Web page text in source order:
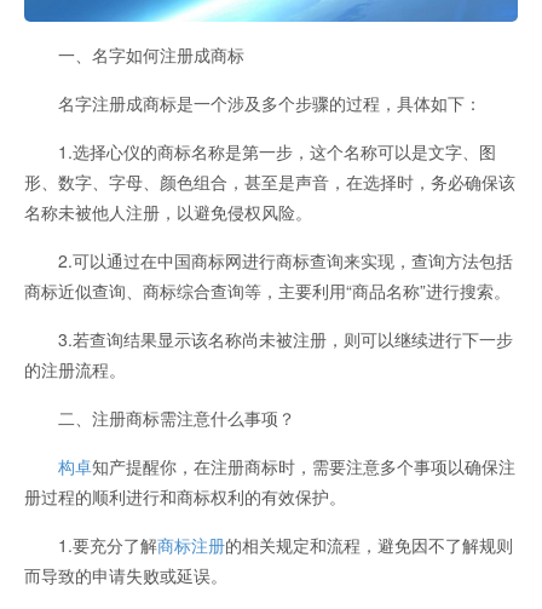
一、名字如何注册成商标
名字注册成商标是一个涉及多个步骤的过程，具体如下：
1.选择心仪的商标名称是第一步，这个名称可以是文字、图
形、数字、字母、颜色组合，甚至是声音，在选择时，务必确保该
名称未被他人注册，以避免侵权风险。
2.可以通过在中国商标网进行商标查询来实现，查询方法包括
商标近似查询、商标综合查询等，主要利用“商品名称”进行搜索。
3.若查询结果显示该名称尚未被注册，则可以继续进行下一步
的注册流程。
二、注册商标需注意什么事项？
构卓知产提醒你，在注册商标时，需要注意多个事项以确保注
册过程的顺利进行和商标权利的有效保护。
1.要充分了解商标注册的相关规定和流程，避免因不了解规则
而导致的申请失败或延误。